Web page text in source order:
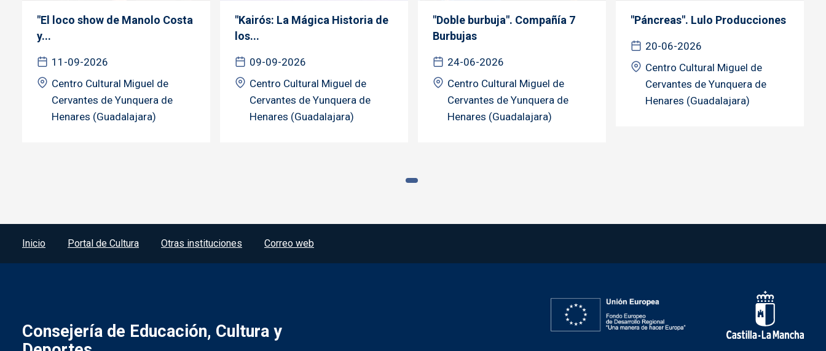
"El loco show de Manolo Costa
y...
11-09-2026
Centro Cultural Miguel de
Cervantes de Yunquera de
Henares (Guadalajara)
"Kairós: La Mágica Historia de
los...
09-09-2026
Centro Cultural Miguel de
Cervantes de Yunquera de
Henares (Guadalajara)
"Doble burbuja". Compañía 7
Burbujas
24-06-2026
Centro Cultural Miguel de
Cervantes de Yunquera de
Henares (Guadalajara)
"Páncreas". Lulo Producciones
20-06-2026
Centro Cultural Miguel de
Cervantes de Yunquera de
Henares (Guadalajara)
Menú del pie
Inicio Portal de Cultura Otras instituciones Correo web
Consejería de Educación, Cultura y